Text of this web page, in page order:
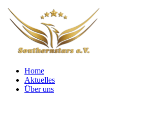
Home
Aktuelles
Über uns